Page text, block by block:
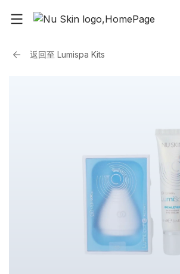
返回至 Lumispa Kits